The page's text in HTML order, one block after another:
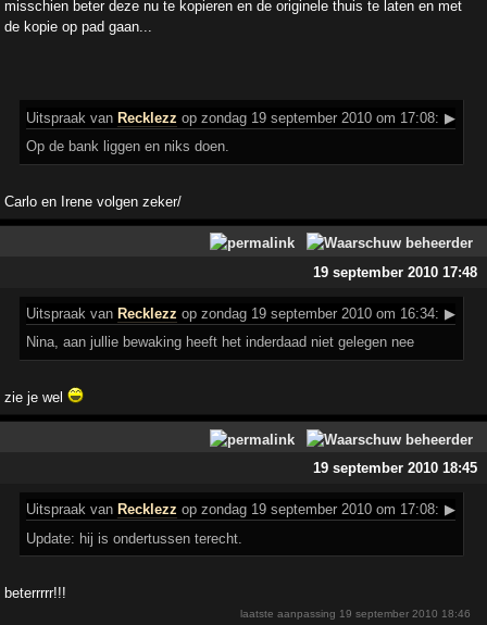
misschien beter deze nu te kopieren en de originele thuis te laten en met
de kopie op pad gaan...
Uitspraak vanRecklezz op zondag 19 september 2010 om 17:08: ▶
Op de bank liggen en niks doen.
Carlo en Irene volgen zeker/
19 september 2010 17:48
Uitspraak van Recklezz op zondag 19 september 2010 om 16:34: ▶
Nina, aan jullie bewaking heeft het inderdaad niet gelegen nee
zie je wel
19 september 2010 18:45
Uitspraak van Recklezz op zondag 19 september 2010 om 17:08: ▶
Update: hij is ondertussen terecht.
beterrrrr!!!
laatste aanpassing 19 september 2010 18:46